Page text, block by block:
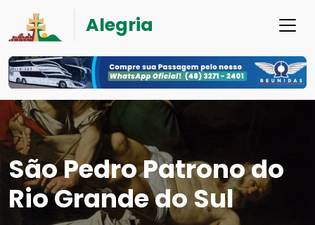
Alegria
São Pedro Patrono do
Rio Grande do Sul